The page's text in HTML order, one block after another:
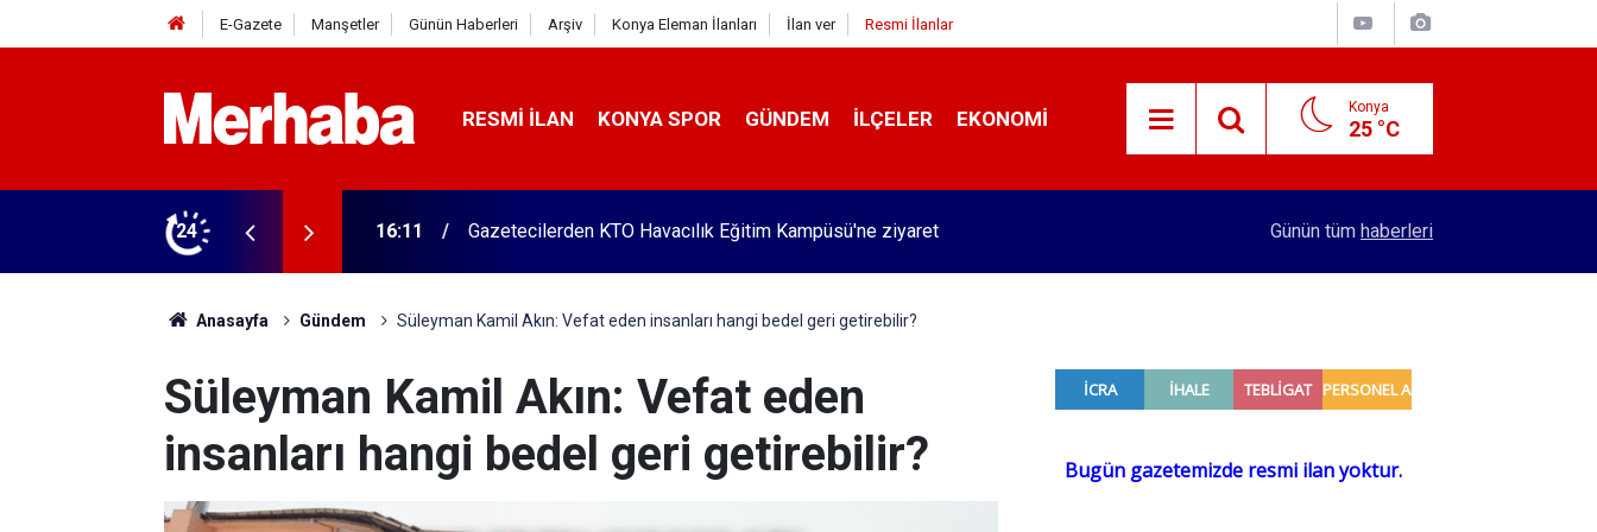
E-Gazete Manşetler Günün Haberleri Arşiv Konya Eleman İlanları İlan ver Resmi İlanlar
RESMI İLAN KONYA SPOR GÜNDEM İLÇELER EKONOMI Konya
25 °C
24
Kampüsü'ne ziyaret 15:45 Başkan Pekyatırmacı’dan esnaf ziyareti Konyalı patron 70 bin TL maaşla personel
Günün tüm haberleri
Anasayfa Gündem Süleyman Kamil Akın: Vefat eden insanları hangi bedel geri getirebilir?
Süleyman Kamil Akın: Vefat eden
insanları hangi bedel geri getirebilir?